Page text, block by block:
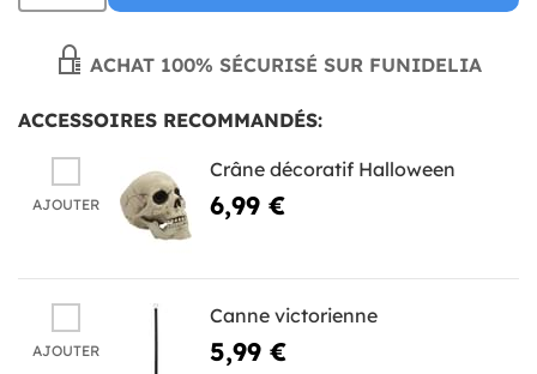
ACHAT 100% SÉCURISÉ SUR FUNIDELIA
ACCESSOIRES RECOMMANDÉS:
AJOUTER
Crâne décoratif Halloween
6,99 €
AJOUTER
Canne victorienne
5,99 €